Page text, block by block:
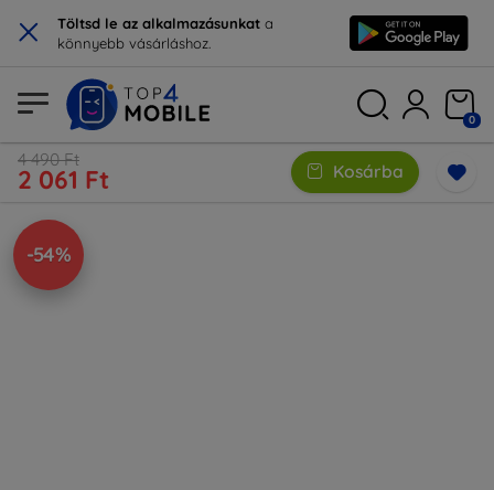
× Töltsd le az alkalmazásunkat a
könnyebb vásárláshoz.
0
4 490 Ft
2 061 Ft Kosárba
-54%